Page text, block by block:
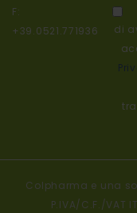
F:
+39.0521.771936
di
Colpharma e una
P.IVA/C.F./VAT